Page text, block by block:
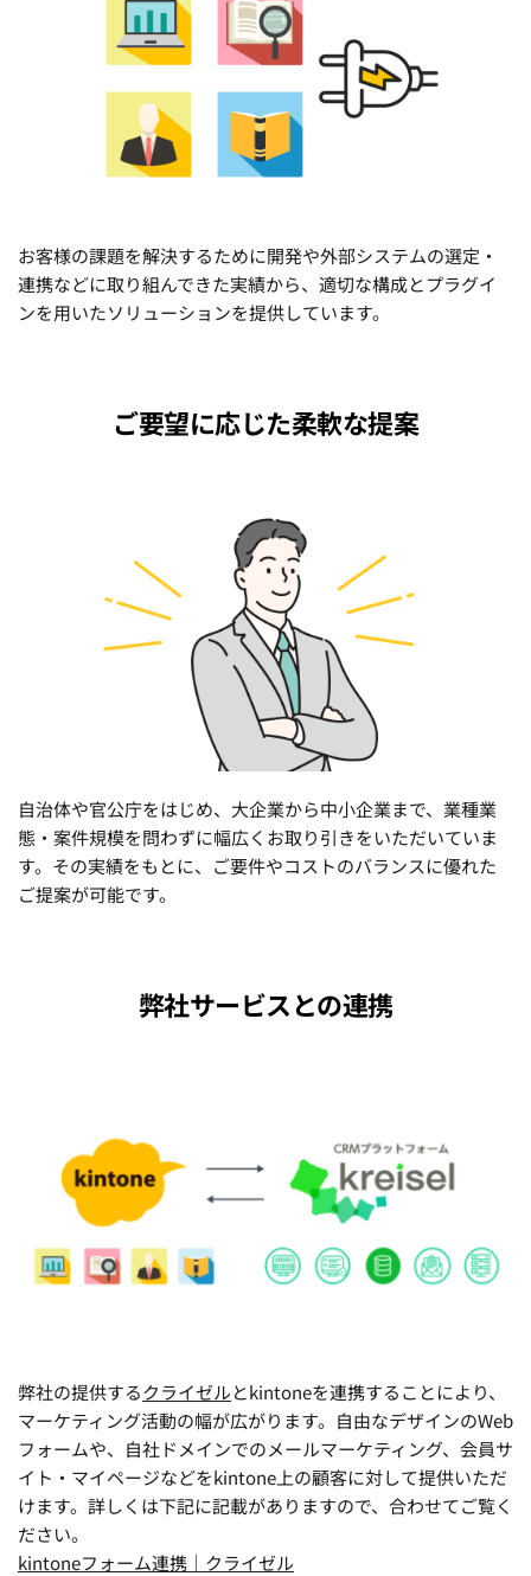
お客様の課題を解決するために開発や外部システムの選定・
連携などに取り組んできた実績から、適切な構成とプラグイ
ンを用いたソリューションを提供しています。
ご要望に応じた柔軟な提案
自治体や官公庁をはじめ、大企業から中小企業まで、業種業
態・案件規模を問わずに幅広くお取り引きをいただいていま
す。その実績をもとに、ご要件やコストのバランスに優れた
ご提案が可能です。
弊社サービスとの連携
弊社の提供するクライゼルとkintoneを連携することにより、
マーケティング活動の幅が広がります。自由なデザインのWeb
フォームや、自社ドメインでのメールマーケティング、会員サ
イト・マイページなどをkintone上の顧客に対して提供いただ
けます。詳しくは下記に記載がありますので、合わせてご覧く
ださい。
kintoneフォーム連携｜クライゼル